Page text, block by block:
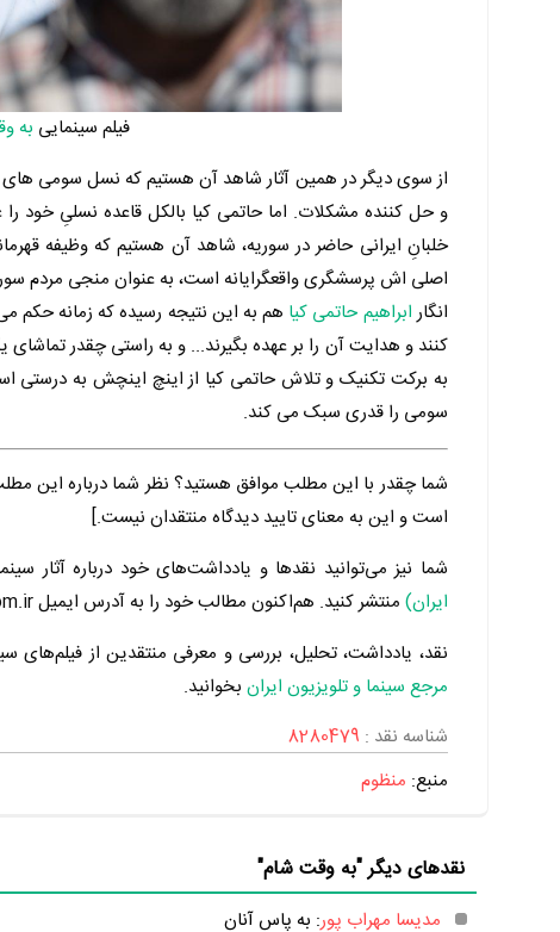
فیلم سینمایی به
از سوی دیگر در همین آثار شاهد آن هستیم که نسل سومی های
و حل کننده مشکلات. اما حاتمی کیا بالکل قاعده نسلیِ خود
خلبانِ ایرانی حاضر در سوریه، شاهد آن هستیم که وظیفه
اصلی اش پرسشگری واقعگرایانه است، به عنوان منجی مردم
انگار ابراهیم حاتمی کیا هم به این نتیجه رسیده که زمانه حکم
کنند و هدایت آن را بر عهده بگیرند... و به راستی چقدر
به برکت تکنیک و تلاش حاتمی کیا از اینچ اینچش به
سومی را قدری سبک می کند.
شما چقدر با این مطلب موافق هستید؟ نظر شما درباره این
است و این به معنای تایید دیدگاه منتقدان نیست.]
شما نیز می‌توانید نقدها و یادداشت‌های خود درباره آثار
ایران) منتشر کنید. هم‌اکنون مطالب خود را به آدرس ایمیل Admin@Manzoom.ir برای ما ارسال کنید.
نقد، یادداشت، تحلیل، بررسی و معرفی منتقدین از فیلم‌های
مرجع سینما و تلویزیون ایران بخوانید.
شناسه نقد : 8280479
منبع: منظوم
نقدهای دیگر "به وقت شام"
مدیسا مهراب پور: به‌ پاس آنان